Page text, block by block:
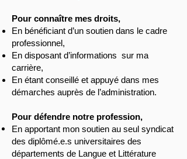
Pour connaître mes droits,
En bénéficiant d’un soutien dans le cadre
professionnel,
En disposant d’informations sur ma
carrière,
En étant conseillé et appuyé dans mes
démarches auprès de l’administration.
Pour défendre notre profession,
En apportant mon soutien au seul syndicat
des diplômé.e.s universitaires des
départements de Langue et Littérature